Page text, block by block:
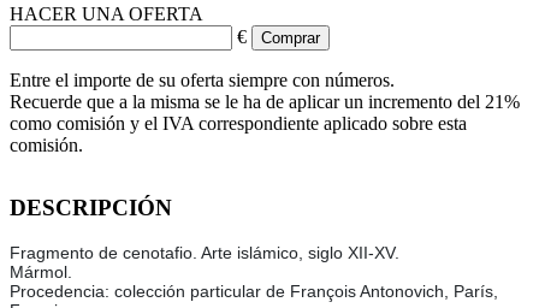
HACER UNA OFERTA
€
Entre el importe de su oferta siempre con números.
Recuerde que a la misma se le ha de aplicar un incremento del 21%
como comisión y el IVA correspondiente aplicado sobre esta
comisión.
DESCRIPCIÓN
Fragmento de cenotafio. Arte islámico, siglo XII-XV.
Mármol.
Procedencia: colección particular de François Antonovich, París,